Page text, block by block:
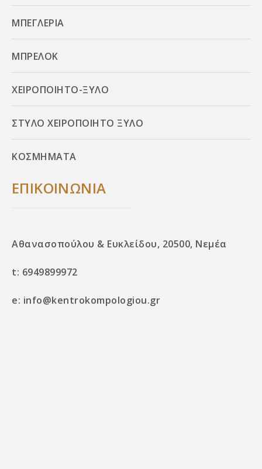
ΜΠΕΓΛΕΡΙΑ
ΜΠΡΕΛΟΚ
ΧΕΙΡΟΠΟΙΗΤΟ-ΞΥΛΟ
ΣΤΥΛΟ ΧΕΙΡΟΠΟΙΗΤΟ ΞΥΛΟ
ΚΟΣΜΗΜΑΤΑ
ΕΠΙΚΟΙΝΩΝΙΑ
Αθανασοπούλου & Ευκλείδου, 20500, Νεμέα
t: 6949899972
e: info@kentrokompologiou.gr